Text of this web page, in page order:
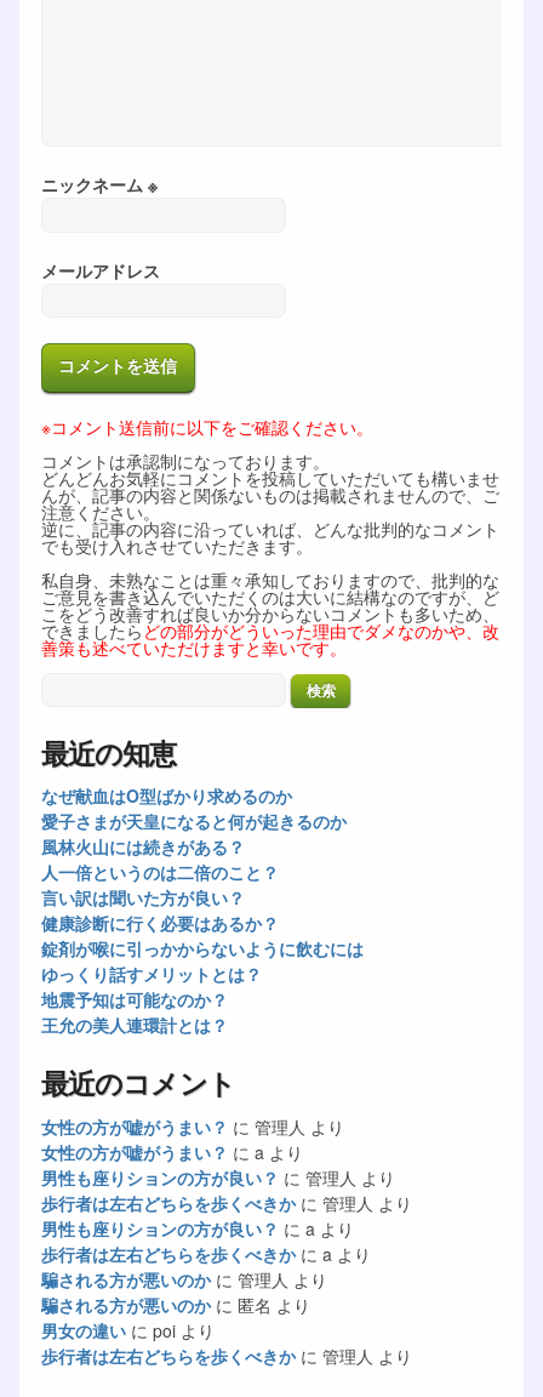
ニックネーム ※
メールアドレス
※コメント送信前に以下をご確認ください。
コメントは承認制になっております。
どんどんお気軽にコメントを投稿していただいても構いませ
んが、記事の内容と関係ないものは掲載されませんので、ご
注意ください。
逆に、記事の内容に沿っていれば、どんな批判的なコメント
でも受け入れさせていただきます。
私自身、未熟なことは重々承知しておりますので、批判的な
ご意見を書き込んでいただくのは大いに結構なのですが、ど
こをどう改善すれば良いか分からないコメントも多いため、
できましたら どの部分がどういった理由でダメなのかや、改
善策も述べていただけますと幸いです。
最近の知恵
なぜ献血はO型ばかり求めるのか
愛子さまが天皇になると何が起きるのか
風林火山には続きがある？
人一倍というのは二倍のこと？
言い訳は聞いた方が良い？
健康診断に行く必要はあるか？
錠剤が喉に引っかからないように飲むには
ゆっくり話すメリットとは？
地震予知は可能なのか？
王允の美人連環計とは？
最近のコメント
女性の方が嘘がうまい？ に 管理人 より
女性の方が嘘がうまい？ に a より
男性も座りションの方が良い？ に 管理人 より
歩行者は左右どちらを歩くべきかに 管理人 より
男性も座りションの方が良い？ に a より
歩行者は左右どちらを歩くべきかに a より
騙される方が悪いのかに 管理人 より
騙される方が悪いのかに 匿名 より
男女の違いに poiより
歩行者は左右どちらを歩くべきかに 管理人 より